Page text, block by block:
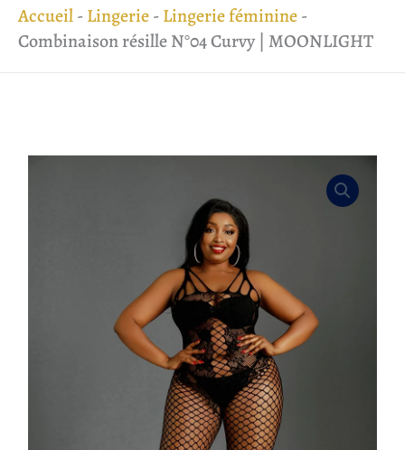
Accueil- Lingerie- Lingerie féminine-
Combinaison résille N°04 Curvy | MOONLIGHT
MOONLIGHT